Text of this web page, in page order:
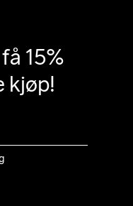
15%
kjøp!